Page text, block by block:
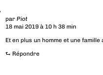
parPiot
18 mai 2019 à 10 h 38 min
Et en plus un homme et une famille
⮑ Répondre